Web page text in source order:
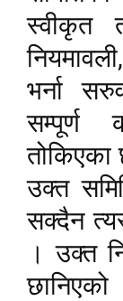
स्वीकृत
नियमावली
भर्ना
सम्पूर्ण
तोकिएका
उक्त
सक्दैन
। उक्त